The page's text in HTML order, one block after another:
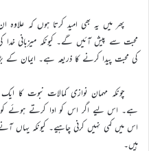
پھر میں یہ بھی امید کرتا ہوں کہ
محبت سے پیش آئیں گے۔ کیونکہ میزبانی خدا
کی محبت پیدا کرنے کا ذریعہ ہے۔ ایمان
چونکہ مہمان نوازی کمالات نبوت کا
ہے۔ اس لیے اگر اس کو ادا کرتے ہوئے
اس میں کمی نہیں کرنی چاہیے۔ کیونکہ یہاں
ہیں۔